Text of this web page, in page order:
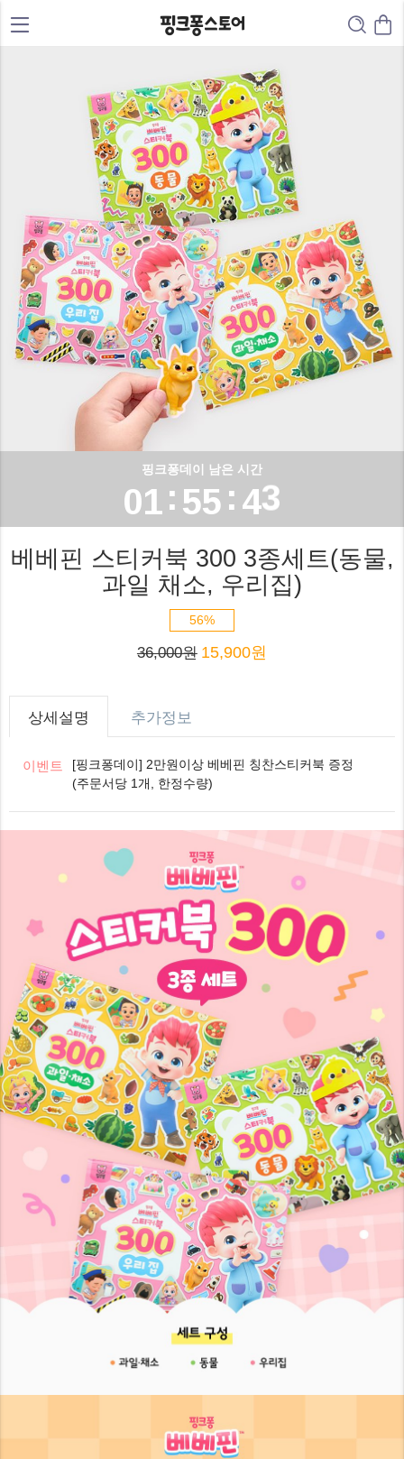
핑크퐁데이 남은 시간
0
1
2
3
5
6
7
8
9
0
1
2
3
4
6
7
8
:
0
1
2
3
4
5
6
7
8
0
1
2
3
4
5
6
7
8
:
0
1
2
3
4
5
6
7
9
0
1
2
3
5
6
7
9
베베핀 스티커북 300 3종세트(동물,
과일 채소, 우리집)
56%
36,000원 15,900원
상세설명 추가정보
이벤트
[핑크퐁데이] 2만원이상 베베핀 칭찬스티커북 증정
(주문서당 1개, 한정수량)